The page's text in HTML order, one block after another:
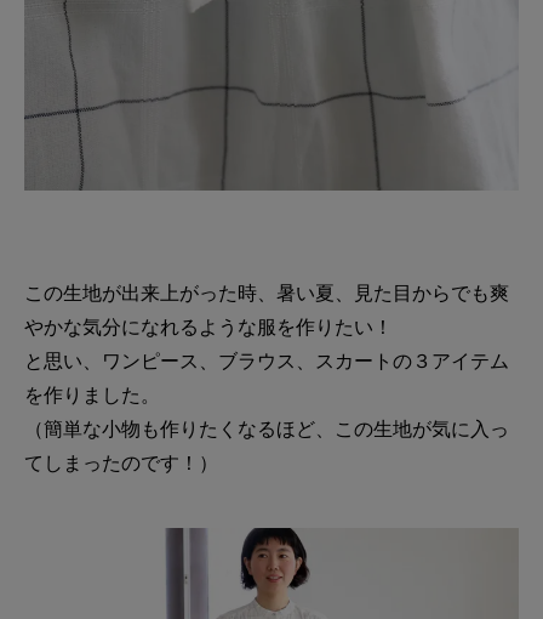
この生地が出来上がった時、暑い夏、見た目からでも爽
やかな気分になれるような服を作りたい！
と思い、ワンピース、ブラウス、スカートの３アイテム
を作りました。
（簡単な小物も作りたくなるほど、この生地が気に入っ
てしまったのです！）